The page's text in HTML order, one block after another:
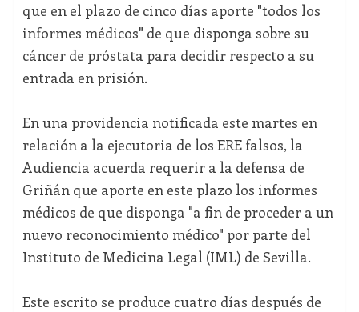
que en el plazo de cinco días aporte "todos los
informes médicos" de que disponga sobre su
cáncer de próstata para decidir respecto a su
entrada en prisión.
En una providencia notificada este martes en
relación a la ejecutoria de los ERE falsos, la
Audiencia acuerda requerir a la defensa de
Griñán que aporte en este plazo los informes
médicos de que disponga "a fin de proceder a un
nuevo reconocimiento médico" por parte del
Instituto de Medicina Legal (IML) de Sevilla.
Este escrito se produce cuatro días después de